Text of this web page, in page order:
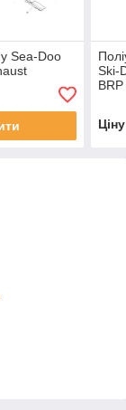
Sea-Doo
Ski-